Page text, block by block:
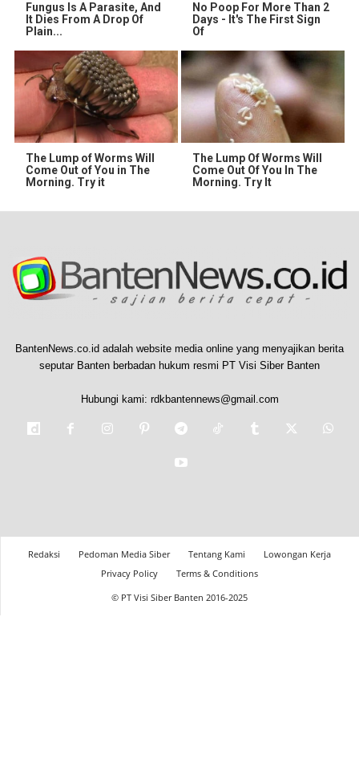
Fungus Is A Parasite, And
It Dies From A Drop Of
Plain...
No Poop For More Than 2
Days - It's The First Sign
Of
The Lump of Worms Will
Come Out of You in The
Morning. Try it
The Lump Of Worms Will
Come Out Of You In The
Morning. Try It
BantenNews.co.id adalah website media online yang menyajikan berita
seputar Banten berbadan hukum resmi PT Visi Siber Banten
Hubungi kami: rdkbantennews@gmail.com
Redaksi Pedoman Media Siber Tentang Kami
Lowongan Kerja
Privacy Policy
Terms & Conditions
© PT Visi Siber Banten 2016-2025